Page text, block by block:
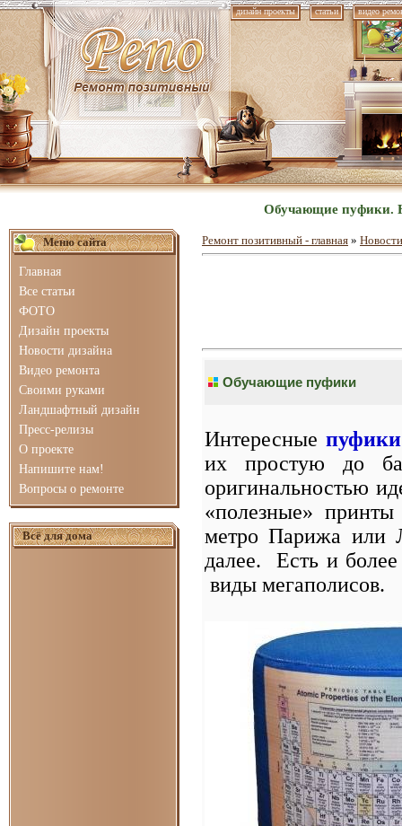
дизайн проекты статьи видео
Обучающие пуфики.
Меню сайта
Главная
Все статьи
ФОТО
Дизайн проекты
Новости дизайна
Видео ремонта
Своими руками
Ландшафтный дизайн
Пресс-релизы
О проекте
Напишите нам!
Вопросы о ремонте
Всё для дома
Ремонт позитивный - главная »
Обучающие пуфики
Интересные
их простую до
оригинальностью
«полезные»
метро Парижа или
далее. Есть и
виды мегаполисов.